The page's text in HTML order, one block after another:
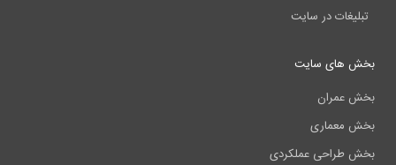
تبلیغات در سایت
بخش های سایت
بخش عمران
بخش معماری
بخش طراحی عملکردی